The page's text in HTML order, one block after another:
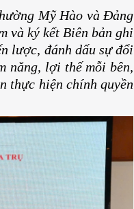
Mỹ Hào và Đảng
và ký kết Biên bản ghi
lược, đánh dấu sự đổi
năng, lợi thế mỗi bên,
thực hiện chính quyền